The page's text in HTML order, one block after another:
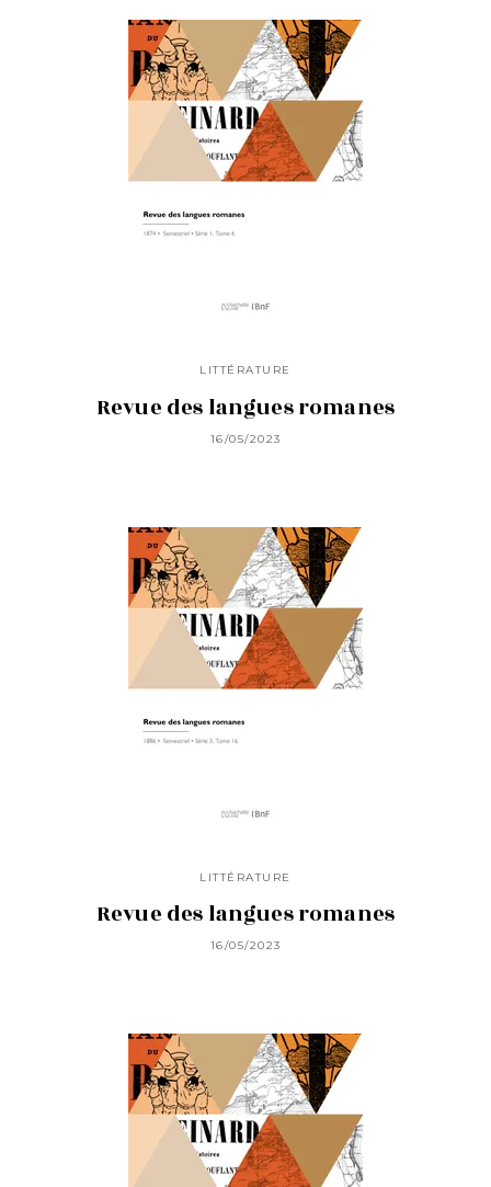
LITTÉRATURE
Revue des langues romanes
16/05/2023
LITTÉRATURE
Revue des langues romanes
16/05/2023